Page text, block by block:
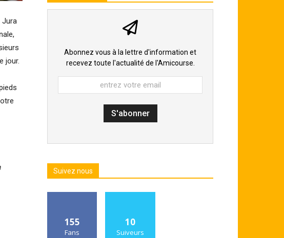
Jura
jour.
Abonnez vous à la lettre d'information et
recevez toute l'actualité de l'Amicourse.
Suivez nous
155
Fans
10
Suiveurs